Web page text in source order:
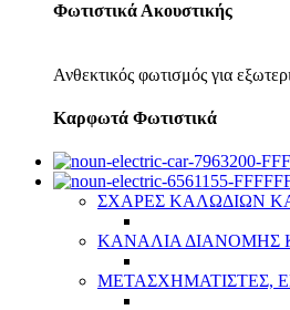
Φωτιστικά Ακουστικής
Ανθεκτικός φωτισμός για
Καρφωτά Φωτιστικά
ΣΧΑΡΕΣ ΚΑΛΩΔΙΩΝ
ΚΑΝΑΛΙΑ ΔΙΑΝΟΜΗΣ
ΜΕΤΑΣΧΗΜΑΤΙΣΤΕΣ,